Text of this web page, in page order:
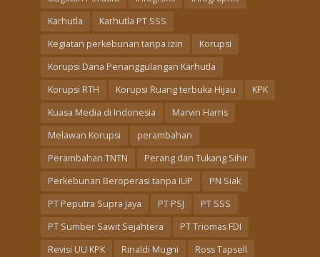
Karhutla
Karhutla PT SSS
Kegiatan perkebunan tanpa izin
Korupsi
Korupsi Dana Penanggulangan Karhutla
Korupsi RTH
Korupsi Ruang terbuka Hijau
KPK
Kuasa Media di Indonesia
Marvin Harris
Melawan Korupsi
perambahan
Perambahan TNTN
Perang dan Tukang Sihir
Perkebunan Beroperasi tanpa IUP
PN Siak
PT Peputra Supra Jaya
PT PSJ
PT SSS
PT Sumber Sawit Sejahtera
PT Triomas FDI
Revisi UU KPK
Rinaldi Mugni
Ross Tapsell